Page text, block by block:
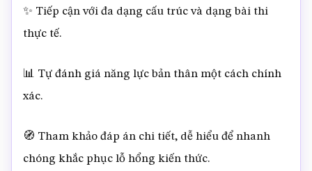
✨ Tiếp cận với đa dạng cấu trúc và dạng bài thi
thực tế.
📊 Tự đánh giá năng lực bản thân một cách chính
xác.
🧭 Tham khảo đáp án chi tiết, dễ hiểu để nhanh
chóng khắc phục lỗ hổng kiến thức.